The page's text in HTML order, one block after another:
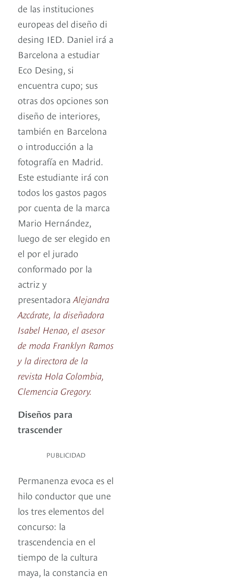
de las instituciones
europeas del diseño di
desing IED. Daniel irá a
Barcelona a estudiar
Eco Desing, si
encuentra cupo; sus
otras dos opciones son
diseño de interiores,
también en Barcelona
o introducción a la
fotografía en Madrid.
Este estudiante irá con
todos los gastos pagos
por cuenta de la marca
Mario Hernández,
luego de ser elegido en
el por el jurado
conformado por la
actriz y
presentadoraAlejandra
Azcárate, la diseñadora
Isabel Henao, el asesor
de moda Franklyn Ramos
y la directora de la
revista Hola Colombia,
Clemencia Gregory.
Diseños para
trascender
PUBLICIDAD
Permanenza evoca es el
hilo conductor que une
los tres elementos del
concurso: la
trascendencia en el
tiempo de la cultura
maya, la constancia en